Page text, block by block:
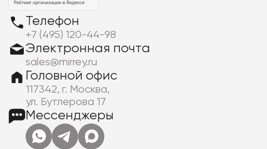
Телефон
+7 (495) 120-44-98
Электронная почта
sales@mirrey.ru
Головной офис
117342, г. Москва,
ул. Бутлерова 17
Мессенджеры